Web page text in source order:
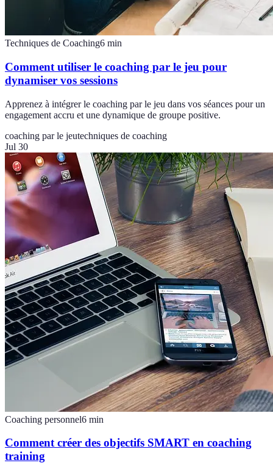
Techniques de Coaching6 min
Comment utiliser le coaching par le jeu pour
dynamiser vos sessions
Apprenez à intégrer le coaching par le jeu dans vos séances pour un
engagement accru et une dynamique de groupe positive.
coaching par le jeutechniques de coaching
Jul 30
Coaching personnel6 min
Comment créer des objectifs SMART en coaching
training